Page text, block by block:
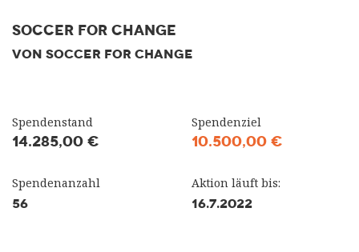
Soccer for Change
VON SOCCER FOR CHANGE
Spendenstand
14.285,00 €
Spendenziel
10.500,00 €
Spendenanzahl
56
Aktion läuft bis:
16.7.2022